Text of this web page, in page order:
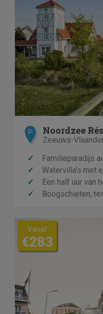
P Noordzee
Zeeuws-
✓
Familieparadijs
✓
Watervilla's met
✓
Een half uur van
✓
Boogschieten,
Vanaf
€283